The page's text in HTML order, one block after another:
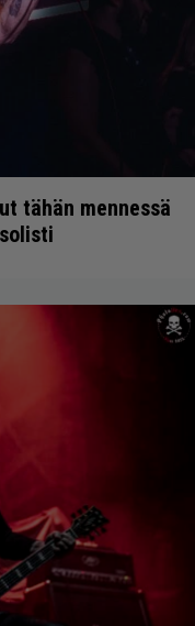
tähän mennessä